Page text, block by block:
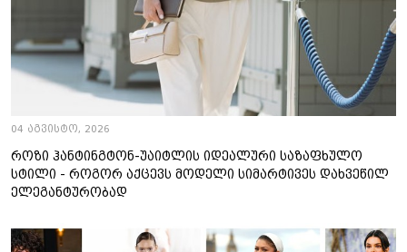
04 აგვისტო, 2026
როზი ჰანტინგტონ-უაიტლის იდეალური საზაფხულო
სტილი - როგორ აქცევს მოდელი სიმარტივეს დახვეწილ
ელეგანტურობად